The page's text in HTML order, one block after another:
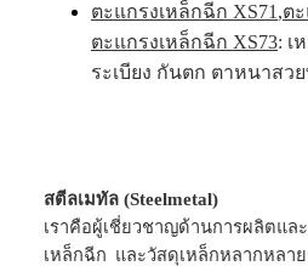
ตะแกรงเหล็กฉีก XS71 ,ต
ตะแกรงเหล็กฉีก XS73: เ
ระเบียง กันตก ตาหนาสว
สตีลเมทัล (Steelmetal)
เราคือผู้เชี่ยวชาญด้านการผลิต
เหล็กฉีก และวัสดุเหล็กหลากหลา